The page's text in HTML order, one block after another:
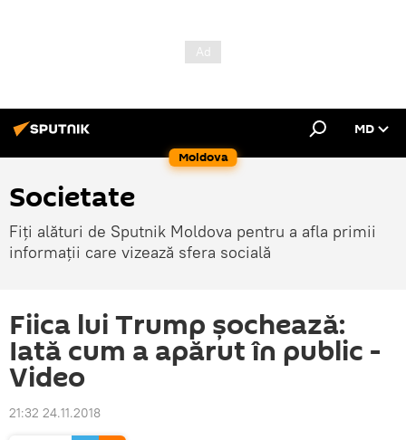
Moldova
MD
Societate
Fiți alături de Sputnik Moldova pentru a afla primii
informații care vizează sfera socială
Fiica lui Trump șochează:
Iată cum a apărut în public -
Video
21:32 24.11.2018